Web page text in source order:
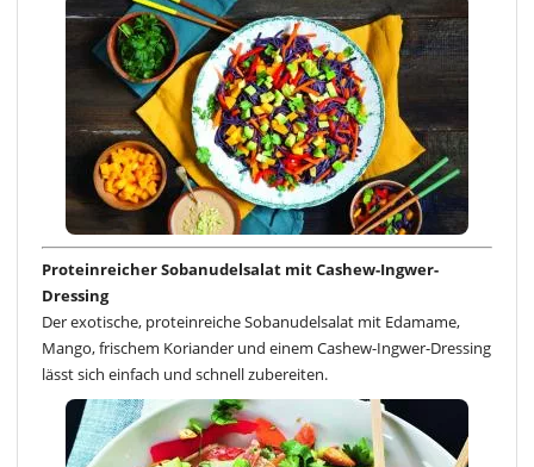
Proteinreicher Sobanudelsalat mit Cashew-Ingwer-
Dressing
Der exotische, proteinreiche Sobanudelsalat mit Edamame,
Mango, frischem Koriander und einem Cashew-Ingwer-Dressing
lässt sich einfach und schnell zubereiten.